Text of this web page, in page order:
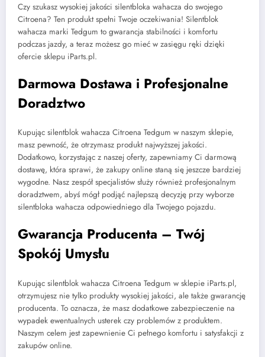
Czy szukasz wysokiej jakości silentbloka wahacza do swojego
Citroena? Ten produkt spełni Twoje oczekiwania! Silentblok
wahacza marki Tedgum to gwarancja stabilności i komfortu
podczas jazdy, a teraz możesz go mieć w zasięgu ręki dzięki
ofercie sklepu iParts.pl.
Darmowa Dostawa i Profesjonalne
Doradztwo
Kupując silentblok wahacza Citroena Tedgum w naszym sklepie,
masz pewność, że otrzymasz produkt najwyższej jakości.
Dodatkowo, korzystając z naszej oferty, zapewniamy Ci darmową
dostawę, która sprawi, że zakupy online staną się jeszcze bardziej
wygodne. Nasz zespół specjalistów służy również profesjonalnym
doradztwem, abyś mógł podjąć najlepszą decyzję przy wyborze
silentbloka wahacza odpowiedniego dla Twojego pojazdu.
Gwarancja Producenta – Twój
Spokój Umysłu
Kupując silentblok wahacza Citroena Tedgum w sklepie iParts.pl,
otrzymujesz nie tylko produkty wysokiej jakości, ale także gwarancję
producenta. To oznacza, że masz dodatkowe zabezpieczenie na
wypadek ewentualnych usterek czy problemów z produktem.
Naszym celem jest zapewnienie Ci pełnego komfortu i satysfakcji z
zakupów online.